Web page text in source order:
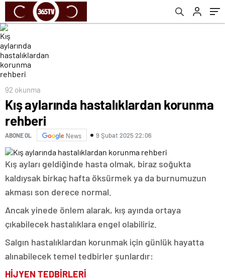
92 okunma
Kış aylarında hastalıklardan korunma
rehberi
ABONE OL News 9 Şubat 2025 22:06
Kış ayları geldiğinde hasta olmak, biraz soğukta
kaldıysak birkaç hafta öksürmek ya da burnumuzun
akması son derece normal.
Ancak yinede önlem alarak, kış ayında ortaya
çıkabilecek hastalıklara engel olabiliriz.
Salgın hastalıklardan korunmak için günlük hayatta
alınabilecek temel tedbirler şunlardır:
HİJYEN TEDBİRLERİ